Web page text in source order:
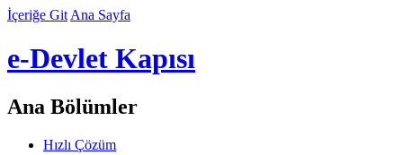
İçeriğe Git Ana Sayfa
e-Devlet Kapısı
Ana Bölümler
Hızlı Çözüm